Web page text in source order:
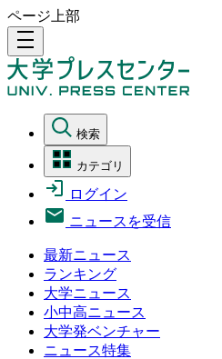
ページ上部
density_medium
検索
カテゴリ
ログイン
ニュースを受信
最新ニュース
ランキング
大学ニュース
小中高ニュース
大学発ベンチャー
ニュース特集